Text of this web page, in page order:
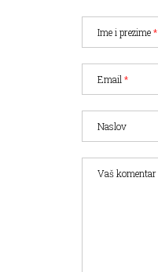
Ime i prezime*
Email *
Naslov
Vaš komentar